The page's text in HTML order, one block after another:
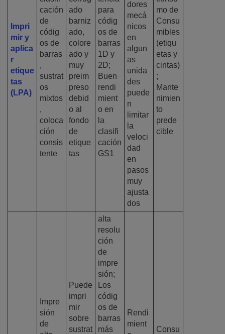
Impri
mir y
aplica
r
etique
tas
(LPA)
cación
de
códig
os de
barras
,
sustrat
os
mixtos
,
coloca
ción
consis
tente
ado
barniz
ado,
colore
ado y
muy
preim
preso
debid
o al
fondo
de
etique
tas
para
códig
os de
barras
1D y
2D;
Buen
rendi
mient
o en
la
clasifi
cación
GS1
dores
mecá
nicos
en
algun
as
unida
des
puede
n
limitar
la
veloci
dad
en
pasos
muy
ajusta
dos
mo de
Consu
mibles
(etiqu
etas y
cintas)
;
Mante
nimien
to
prede
cible
Impre
sión
de
Puede
impri
mir
sobre
sustrat
alta
resolu
ción
de
impre
sión;
Los
códig
os de
barras
más
Rendi
mient
Consu